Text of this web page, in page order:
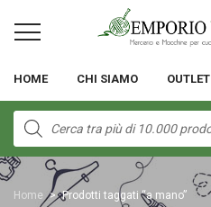
HOME CHI SIAMO OUTLET
Products
search
Home > Prodotti taggati “a mano”